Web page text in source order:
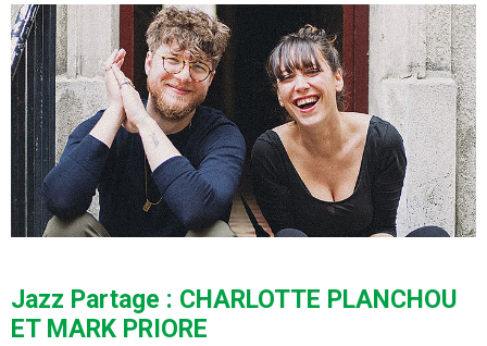
Jazz Partage : CHARLOTTE PLANCHOU
ET MARK PRIORE